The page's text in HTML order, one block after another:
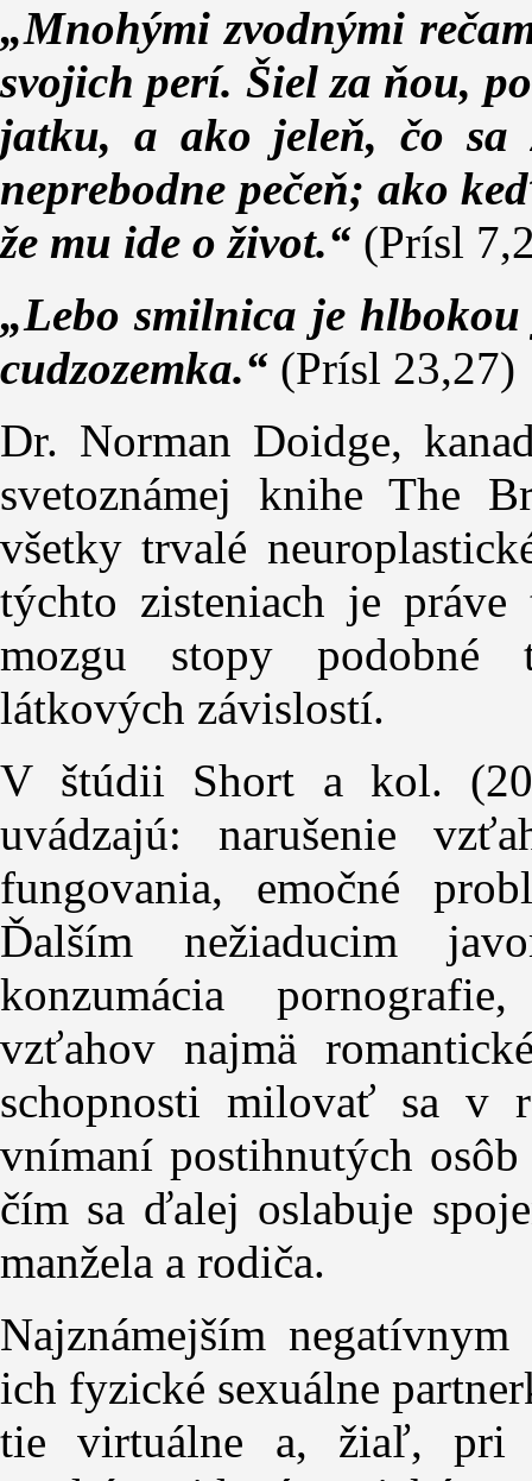
„Mnohými zvodnými
svojich perí. Šiel za ňou,
jatku, a ako jeleň, čo sa
neprebodne pečeň; ako
že mu ide o život.“ (Prísl
„Lebo smilnica je
cudzozemka.“ (Prísl 23,27)
Dr. Norman Doidge,
svetoznámej knihe The
všetky trvalé
týchto zisteniach je práve
mozgu stopy
látkových závislostí.
V štúdii Short a kol.
uvádzajú: narušenie
fungovania, emočné
Ďalším nežiaducim
konzumácia
vzťahov najmä
schopnosti milovať sa v
vnímaní postihnutých
čím sa ďalej oslabuje
manžela a rodiča.
Najznámejším
ich fyzické sexuálne
tie virtuálne a, žiaľ, pri